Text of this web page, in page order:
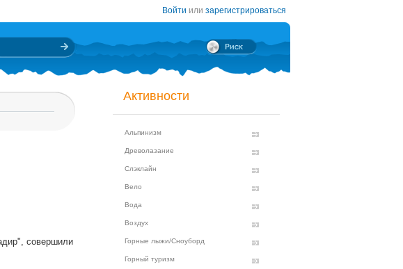
Войти или зарегистрироваться
совершили
Активности
Альпинизм
Древолазание
Слэклайн
Вело
Вода
Воздух
Горные лыжи/Сноуборд
Горный туризм